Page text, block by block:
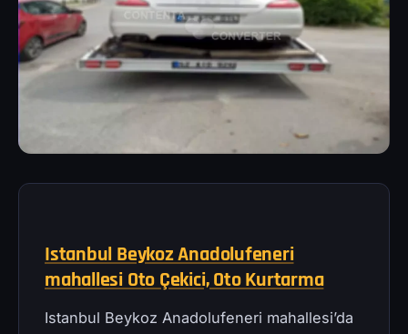
Istanbul Beykoz Anadolufeneri
mahallesi Oto Çekici, Oto Kurtarma
Istanbul Beykoz Anadolufeneri mahallesi’da